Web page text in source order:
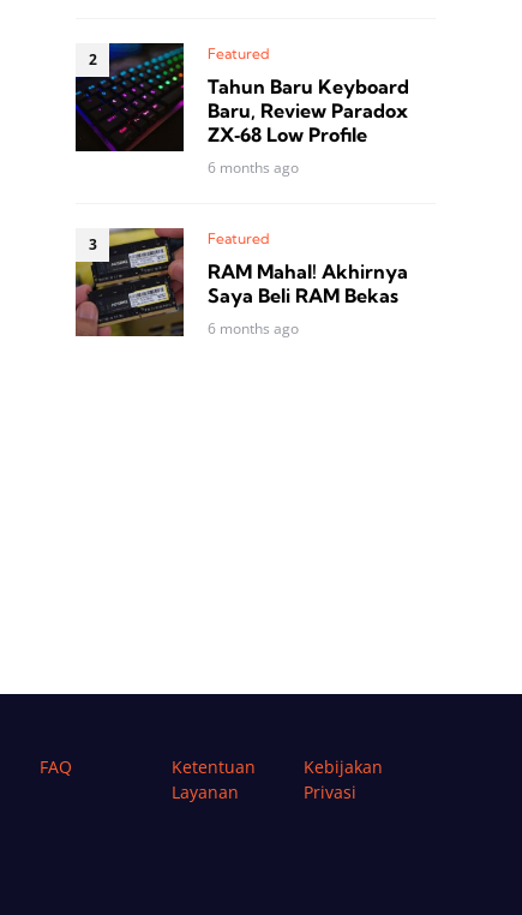
Featured
Tahun Baru Keyboard
Baru, Review Paradox
ZX‑68 Low Profile
6 months ago
Featured
RAM Mahal! Akhirnya
Saya Beli RAM Bekas
6 months ago
FAQ
Ketentuan
Layanan
Kebijakan
Privasi